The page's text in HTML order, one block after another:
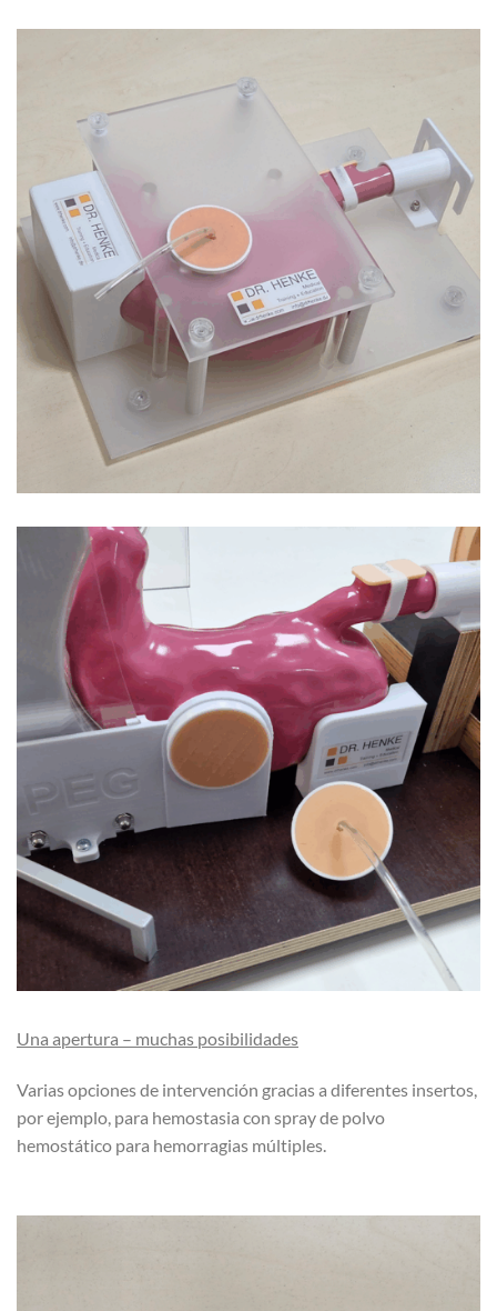
Una apertura – muchas posibilidades
Varias opciones de intervención gracias a diferentes insertos,
por ejemplo, para hemostasia con spray de polvo
hemostático para hemorragias múltiples.